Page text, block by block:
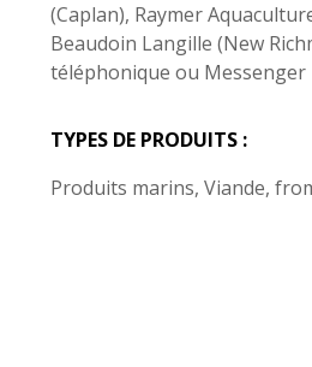
(Caplan), Raymer
Beaudoin Langille (New
téléphonique ou Messenger
TYPES DE PRODUITS :
Produits marins, Viande,